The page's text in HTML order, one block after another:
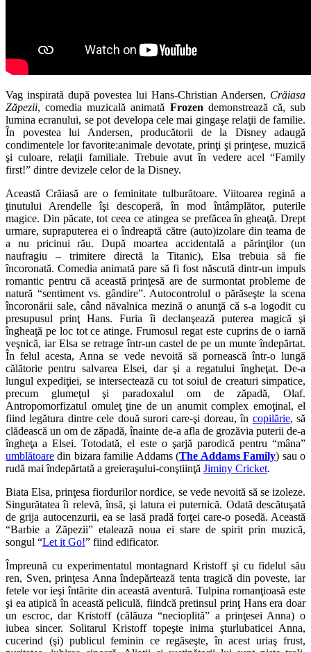
Vag inspirată după povestea lui Hans-Christian Andersen, Crăiasa
Zăpezii, comedia muzicală animată Frozen demonstrează că, sub
lumina ecranului, se pot developa cele mai gingaşe relaţii de familie.
În povestea lui Andersen, producătorii de la Disney adaugă
condimentele lor favorite:animale devotate, prinţi şi prinţese, muzică
şi culoare, relaţii familiale. Trebuie avut în vedere acel “Family
first!” dintre devizele celor de la Disney.
Această Crăiasă are o feminitate tulburătoare. Viitoarea regină a
ţinutului Arendelle îşi descoperă, în mod întâmplător, puterile
magice. Din păcate, tot ceea ce atingea se prefăcea în gheaţă. Drept
urmare, supraputerea ei o îndreaptă către (auto)izolare din teama de
a nu pricinui rău. După moartea accidentală a părinţilor (un
naufragiu – trimitere directă la Titanic), Elsa trebuia să fie
încoronată. Comedia animată pare să fi fost născută dintr-un impuls
romantic pentru că această prinţesă are de surmontat probleme de
natură “sentiment vs. gândire”. Autocontrolul o părăseşte la scena
încoronării sale, când năvalnica mezină o anunţă că s-a logodit cu
presupusul prinţ Hans. Furia îi declanşează puterea magică şi
îngheaţă pe loc tot ce atinge. Frumosul regat este cuprins de o iarnă
veşnică, iar Elsa se retrage într-un castel de pe un munte îndepărtat.
În felul acesta, Anna se vede nevoită să pornească într-o lungă
călătorie pentru salvarea Elsei, dar şi a regatului îngheţat. De-a
lungul expediţiei, se intersectează cu tot soiul de creaturi simpatice,
precum glumeţul şi paradoxalul om de zăpadă, Olaf.
Antropomorfizatul omuleţ ţine de un anumit complex emoţinal, el
fiind legătura dintre cele două surori care-şi doreau, în copilărie, să
clădească un om de zăpadă, înainte de-a afla de grozăvia puterii de-a
îngheţa a Elsei. Totodată, el este o şarjă parodică pentru “mâna”
umblătoare din bizara familie Addams (The Addams Family) sau o
rudă mai îndepărtată a greieraşului-conştiinţă Jiminy Cricket.
Biata Elsa, prinţesa fiordurilor nordice, se vede nevoită să se izoleze.
Singurătatea îi relevă, însă, şi latura ei puternică. Odată descătuşată
de grija autocenzurii, ea se lasă pradă forţei care-o posedă. Această
“Barbie a Zăpezii” etalează noua ei stare de spirit prin muzică,
songul “Let it Go!” fiind edificator.
Împreună cu experimentatul montagnard Kristoff şi cu fidelul său
ren, Sven, prinţesa Anna îndepărtează tenta tragică din poveste, iar
fetele vor ieşi întărite din această aventură. Tulpina romanţioasă este
şi ea atipică în această peliculă, fiindcă pretinsul prinţ Hans era doar
un escroc, dar Kristoff (călăuza “necioplită” a prinţesei Anna) o
iubea sincer. Solitarul Kristoff topeşte inima şturlubaticei Anna,
cucerind (şi) publicul feminin ce regăseşte, în acest uriaş frust,